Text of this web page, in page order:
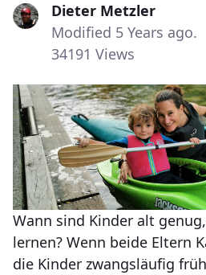
Dieter Metzler
Modified 5 Years ago.
34191 Views
Wann sind Kinder alt
lernen? Wenn beide Eltern
die Kinder zwangsläufig